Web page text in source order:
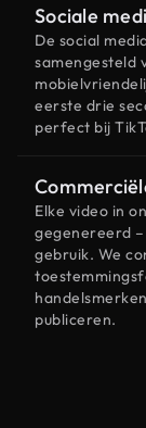
Sociale
De social
samengesteld
eerste drie
perfect bij
Elke video in
gegenereerd
gebruik. We
publiceren.